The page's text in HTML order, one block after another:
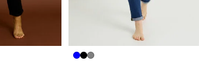
Image précédente
Image suivante